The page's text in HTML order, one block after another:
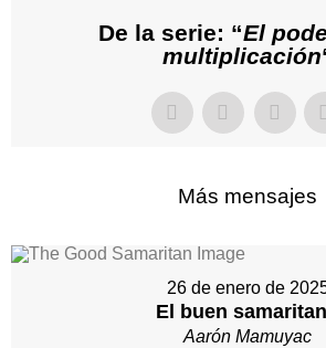
De la serie: “El
multiplicación
Más mensajes
26 de enero de
El buen
Aarón Mamuyac